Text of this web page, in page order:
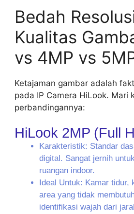
Bedah
Kualitas
vs 4MP vs
Ketajaman gambar adalah
pada IP Camera HiLook. Mari
perbandingannya:
HiLook 2MP (Full
Karakteristik: Standar
digital. Sangat jernih
ruangan indoor.
Ideal Untuk: Kamar tidur,
area yang tidak
identifikasi wajah dari